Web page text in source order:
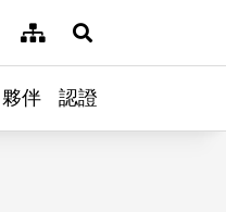
網站導覽展開搜尋
夥伴 認證